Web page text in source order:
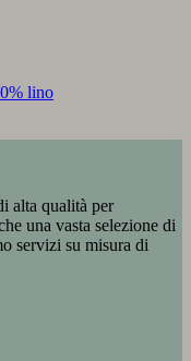
lino
alta qualità per
una vasta selezione di
servizi su misura di